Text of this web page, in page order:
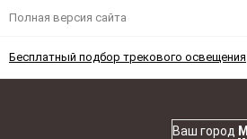
Полная версия сайта
Бесплатный подбор трекового освещения
Ваш город